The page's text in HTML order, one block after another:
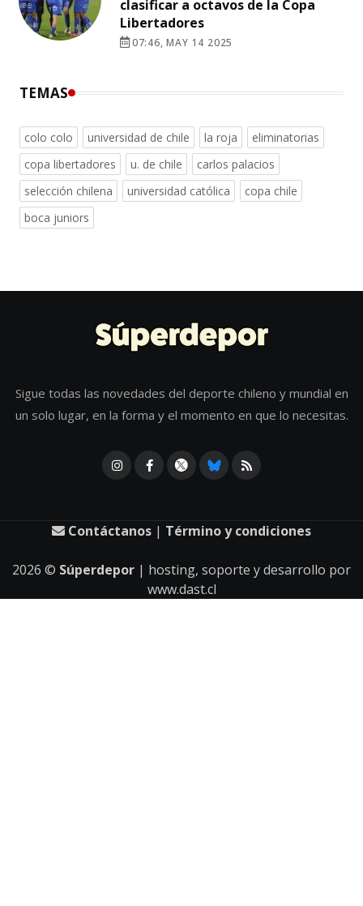
clasificar a octavos de la Copa
Libertadores
07:46, MAY 14 2025
TEMAS
colo colo universidad de chile la roja
eliminatorias
copa libertadores
u. de chile
carlos palacios
selección chilena
universidad católica
copa chile
boca juniors
Sigue todas las novedades del deporte chileno y mundial en
un solo lugar, en la forma y el momento en que lo necesitas.
Contáctanos | Término y condiciones
2026 © Súperdepor | hosting, soporte y desarrollo por
www.dast.cl